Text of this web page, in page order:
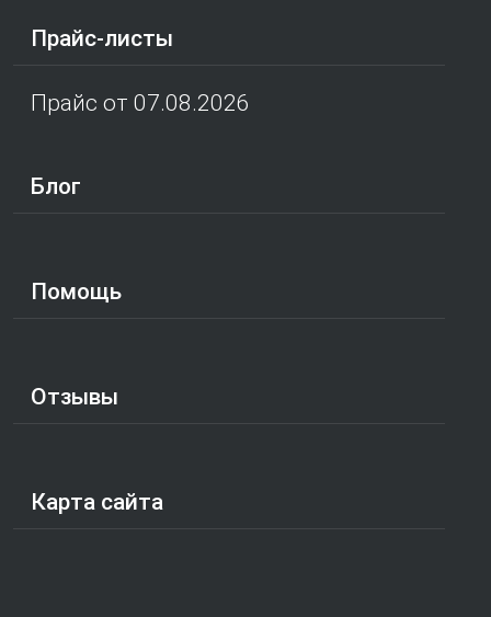
Прайс-листы
Прайс от 07.08.2026
Блог
Помощь
Отзывы
Карта сайта